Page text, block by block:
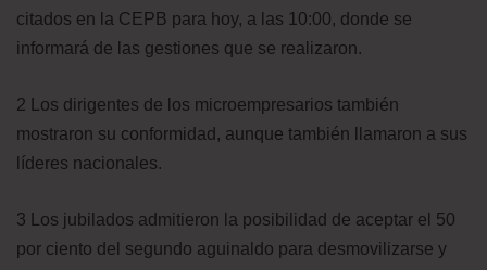
citados en la CEPB para hoy, a las 10:00, donde se
informará de las gestiones que se realizaron.
2 Los dirigentes de los microempresarios también
mostraron su conformidad, aunque también llamaron a sus
líderes nacionales.
3 Los jubilados admitieron la posibilidad de aceptar el 50
por ciento del segundo aguinaldo para desmovilizarse y